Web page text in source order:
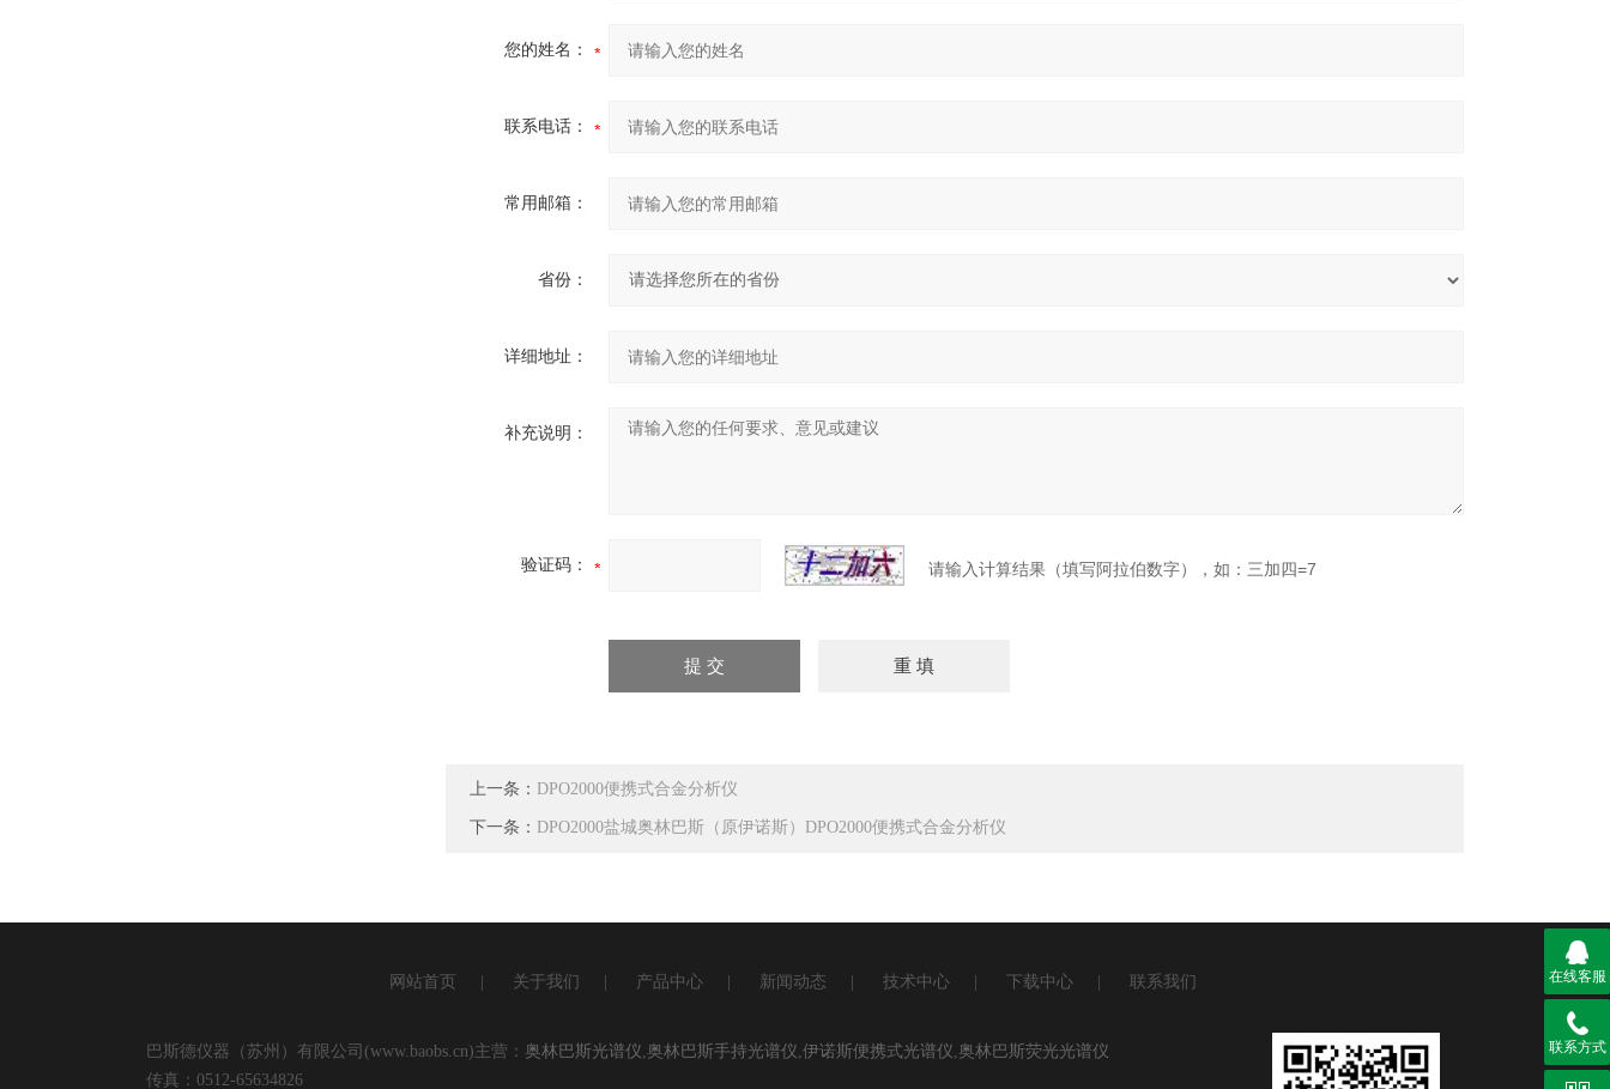
您的姓名：
联系电话：
常用邮箱：
省份：
详细地址：
补充说明：
验证码： 请输入计算结果（填写阿拉伯数字），如：三加四=7
上一条： DPO2000便携式合金分析仪
下一条： DPO2000盐城奥林巴斯（原伊诺斯）DPO2000便携式合金分析仪
网站首页 关于我们 产品中心 新闻动态 技术中心 下载中心 联系我们
巴斯德仪器（苏州）有限公司(www.baobs.cn)主营： 奥林巴斯光谱仪,奥林巴斯手持光谱仪,伊诺斯便携式光谱仪,奥林巴斯荧光光谱仪
传真：0512-65634826
在线客服
联系方式